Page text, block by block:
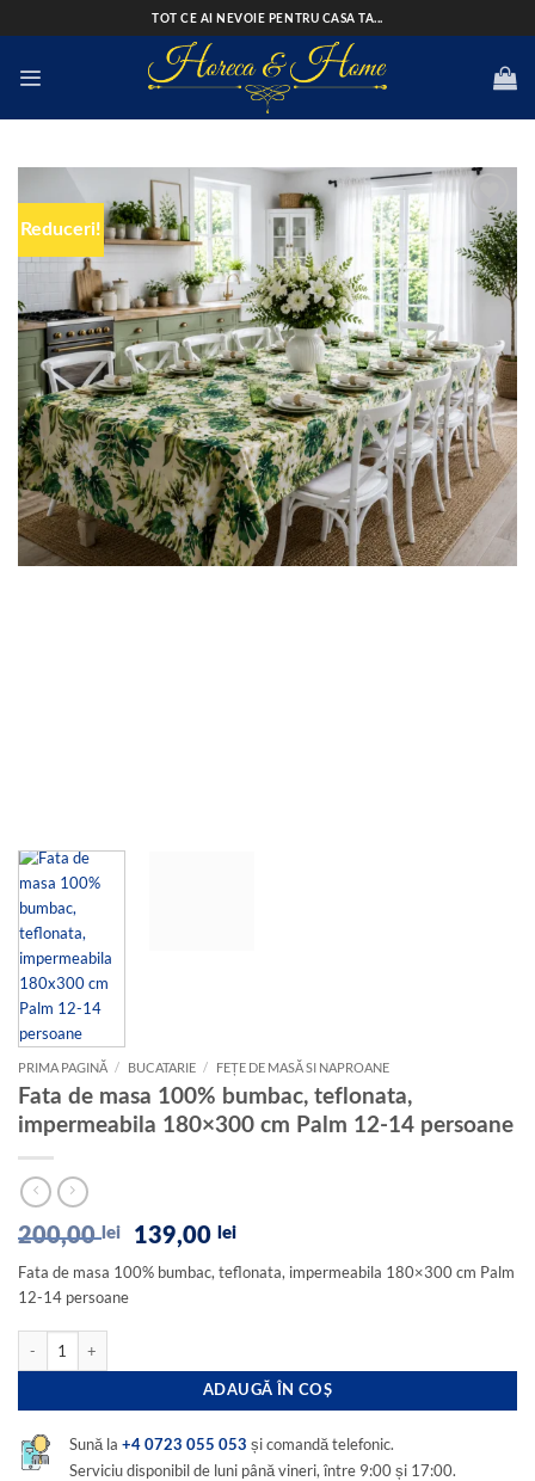
to
TOT CE AI NEVOIE PENTRU CASA TA...
Reduceri!
Add to
wishlist
PRIMA PAGINĂ / BUCATARIE / FEȚE DE MASĂ SI NAPROANE
Fata de masa 100% bumbac, teflonata,
impermeabila 180×300 cm Palm 12-14 persoane
200,00 lei
Prețul
a
139,00 leiPrețul
este:
Fata de masa 100% bumbac, teflonata, impermeabila 180×300 cm Palm
12-14 persoane
ADAUGĂ ÎN COȘ
Sună la+4 0723 055 053 și comandă telefonic.
Serviciu disponibil de luni până vineri, între 9:00 și 17:00.